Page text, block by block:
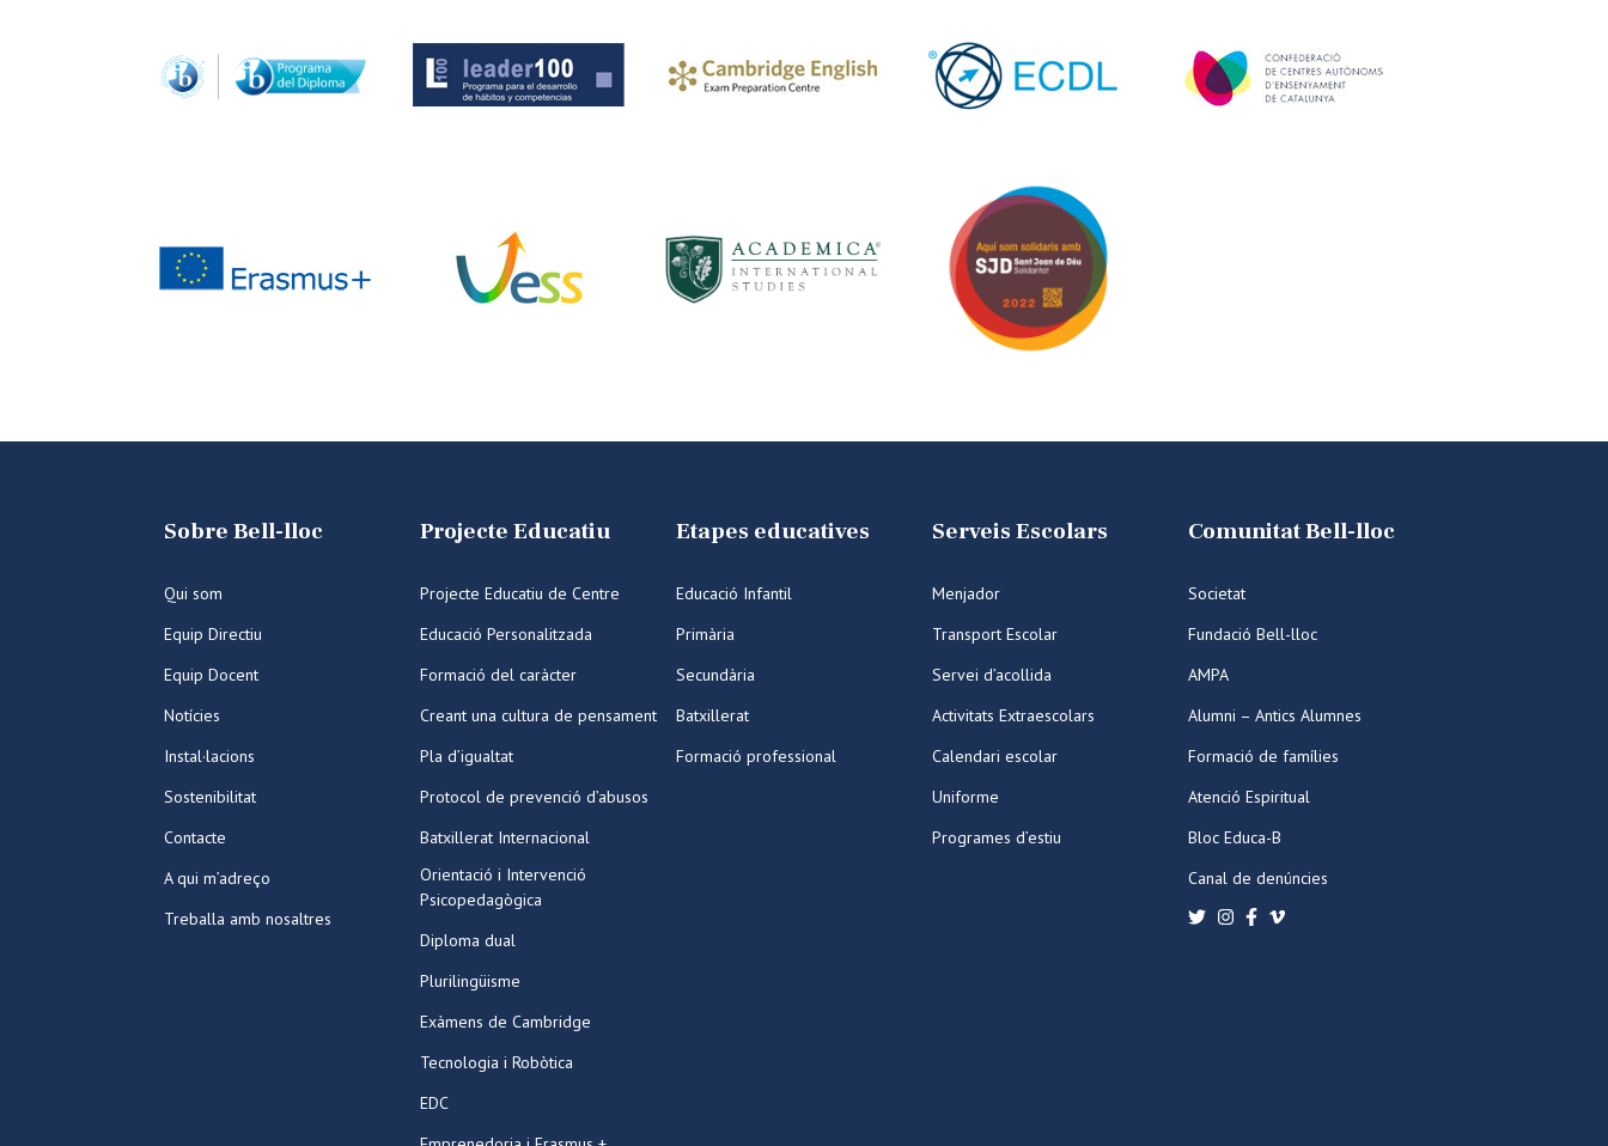
Sobre Bell-lloc
Qui som
Equip Directiu
Equip Docent
Notícies
Instal·lacions
Sostenibilitat
Contacte
A qui m’adreço
Treballa amb nosaltres
Projecte Educatiu
Projecte Educatiu de Centre
Educació Personalitzada
Formació del caràcter
Creant una cultura de pensament
Pla d’igualtat
Protocol de prevenció d’abusos
Batxillerat Internacional
Orientació i Intervenció
Psicopedagògica
Diploma dual
Plurilingüisme
Exàmens de Cambridge
Tecnologia i Robòtica
EDC
Etapes educatives
Educació Infantil
Primària
Secundària
Batxillerat
Formació professional
Serveis Escolars
Menjador
Transport Escolar
Servei d’acollida
Activitats Extraescolars
Calendari escolar
Uniforme
Programes d’estiu
Comunitat Bell-lloc
Societat
Fundació Bell-lloc
AMPA
Alumni – Antics Alumnes
Formació de famílies
Atenció Espiritual
Bloc Educa-B
Canal de denúncies